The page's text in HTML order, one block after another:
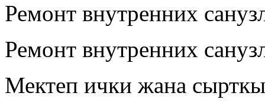
Ремонт внутренних
Ремонт внутренних
Мектеп ички жана